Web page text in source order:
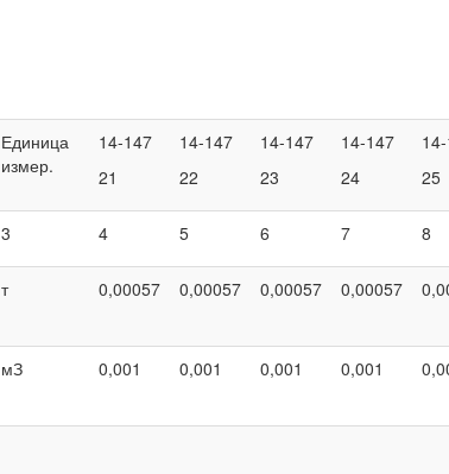
Единица
измер.
14-147
21
14-147
22
14-147
23
14-147
24
25
3 4 5 6 7 8
т 0,00057 0,00057 0,00057 0,00057
мЗ 0,001 0,001 0,001 0,001